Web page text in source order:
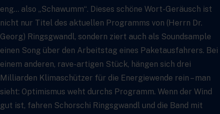
eng… also „Schawumm“. Dieses schöne Wort-Geräusch ist
nicht nur Titel des aktuellen Programms von (Herrn Dr.
Georg) Ringsgwandl, sondern ziert auch als Soundsample
einen Song über den Arbeitstag eines Paketausfahrers. Bei
einem anderen, rave-artigen Stück, hängen sich drei
Milliarden Klimaschützer für die Energiewende rein – man
sieht: Optimismus weht durchs Programm. Wenn der Wind
gut ist, fahren Schorschi Ringsgwandl und die Band mit